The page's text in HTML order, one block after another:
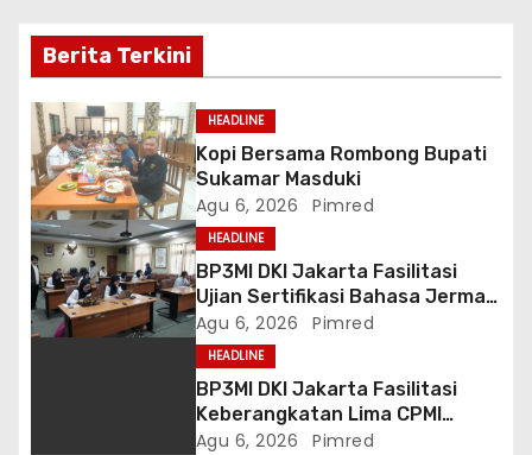
o
sBerita Terkini
HEADLINE
Kopi Bersama Rombong Bupati
Sukamar Masduki
Agu 6, 2026 Pimred
HEADLINE
BP3MI DKI Jakarta Fasilitasi
Ujian Sertifikasi Bahasa Jerman
Level A2 bagi Peserta G to G
Jerman Batch VII
Agu 6, 2026 Pimred
HEADLINE
BP3MI DKI Jakarta Fasilitasi
Keberangkatan Lima CPMI
Skema SP2T Menuju Taiwan
Agu 6, 2026 Pimred